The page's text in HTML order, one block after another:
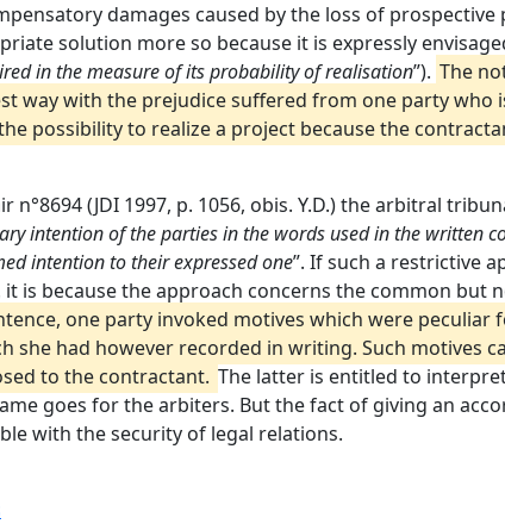
damages caused by the loss of
solution more so because it is expressly
in the measure of its probability of realisation”). The
way with the prejudice suffered from one party who
possibility to realize a project because the
(JDI 1997, p. 1056, obis. Y.D.) the arbitral
intention of the parties in the words used in the written
intention to their expressed one”. If such a restrictive
is because the approach concerns the common but
one party invoked motives which were peculiar
she had however recorded in writing. Such motives
to the contractant. The latter is entitled to
goes for the arbiters. But the fact of giving an
with the security of legal relations.